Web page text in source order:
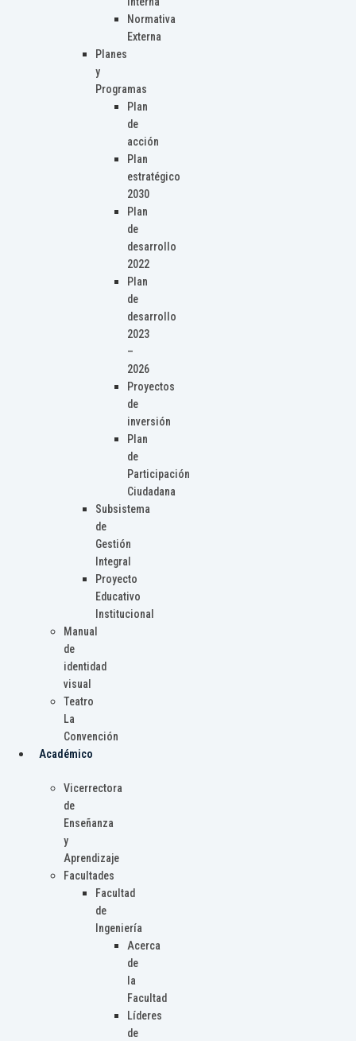
Normativa
Externa
Planes
y
Programas
Plan
de
acción
Plan
estratégico
2030
Plan
de
desarrollo
2022
Plan
de
desarrollo
2023
–
2026
Proyectos
de
inversión
Plan
de
Participación
Ciudadana
Subsistema
de
Gestión
Integral
Proyecto
Educativo
Institucional
Manual
de
identidad
visual
Teatro
La
Convención
Académico
Vicerrectora
de
Enseñanza
y
Aprendizaje
Facultades
Facultad
de
Ingeniería
Acerca
de
la
Facultad
Líderes
de